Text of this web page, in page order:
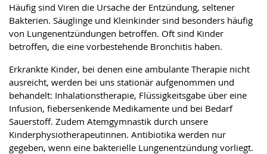
Häufig sind Viren die Ursache der Entzündung, seltener
Bakterien. Säuglinge und Kleinkinder sind besonders häufig
von Lungenentzündungen betroffen. Oft sind Kinder
betroffen, die eine vorbestehende Bronchitis haben.
Erkrankte Kinder, bei denen eine ambulante Therapie nicht
ausreicht, werden bei uns stationär aufgenommen und
behandelt: Inhalationstherapie, Flüssigkeitsgabe über eine
Infusion, fiebersenkende Medikamente und bei Bedarf
Sauerstoff. Zudem Atemgymnastik durch unsere
Kinderphysiotherapeutinnen. Antibiotika werden nur
gegeben, wenn eine bakterielle Lungenentzündung vorliegt.